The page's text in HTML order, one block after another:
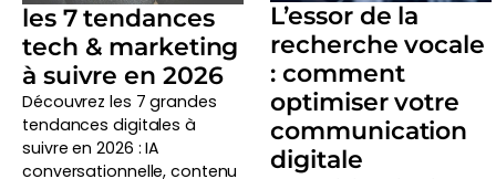
les 7 tendances
tech & marketing
à suivre en 2026
Découvrez les 7 grandes
tendances digitales à
suivre en 2026 : IA
conversationnelle, contenu
L’essor de la
recherche vocale
: comment
optimiser votre
communication
digitale